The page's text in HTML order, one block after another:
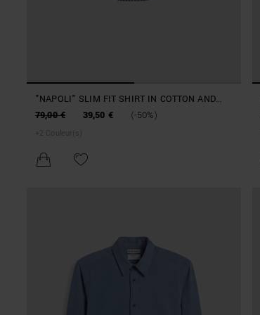
"NAPOLI" SLIM FIT SHIRT IN COTTON AND
VISCOSE BLEND WITH SOFT TOUCH PRINT
79,00 € 39,50 € (-50%)
+ 2 Couleur(s)